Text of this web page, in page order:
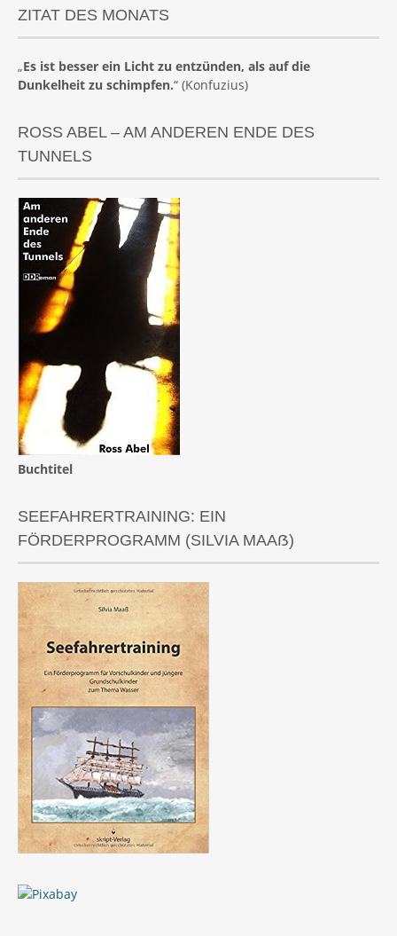
ZITAT DES MONATS
„Es ist besser ein Licht zu entzünden, als auf die
Dunkelheit zu schimpfen.“ (Konfuzius)
ROSS ABEL – AM ANDEREN ENDE DES
TUNNELS
Buchtitel
SEEFAHRERTRAINING: EIN
FÖRDERPROGRAMM (SILVIA MAAẞ)